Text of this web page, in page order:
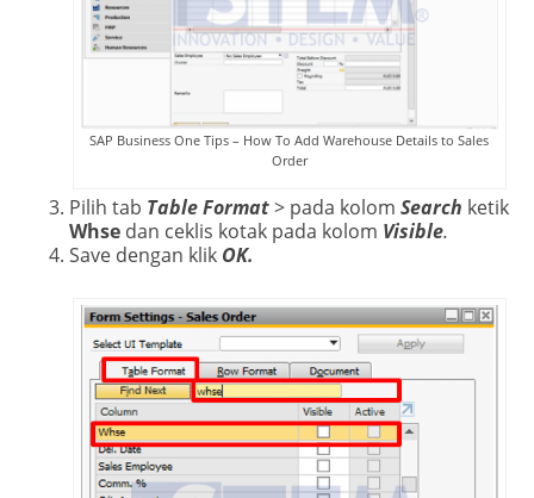
SAP Business One Tips – How To Add Warehouse Details to Sales
Order
Pilih tab Table Format> pada kolom Search ketik
Whsedan ceklis kotak pada kolom Visible.
Save dengan klik OK.